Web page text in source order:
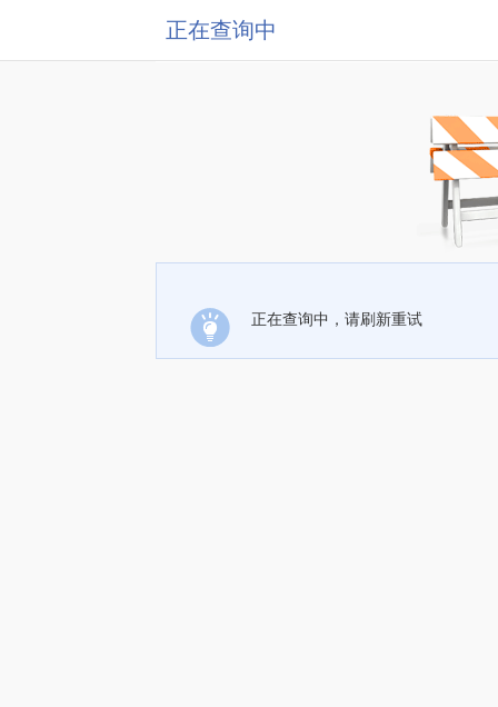
正在查询中
正在查询中，请刷新重试